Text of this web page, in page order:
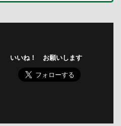
いいね！ お願いします